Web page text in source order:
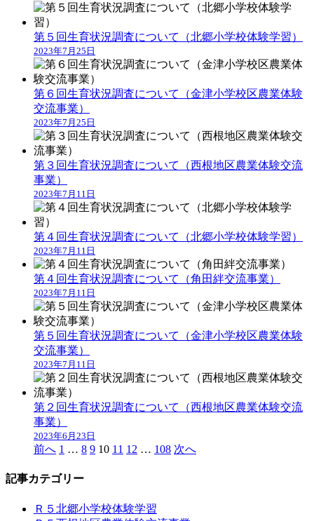
第５回生育状況調査について（北郷小学校体験学習）
2023年7月25日
第６回生育状況調査について（金津小学校区農業体験
交流事業）
2023年7月25日
第３回生育状況調査について（西根地区農業体験交流
事業）
2023年7月11日
第４回生育状況調査について（北郷小学校体験学習）
2023年7月11日
第４回生育状況調査について（角田絆交流事業）
2023年7月11日
第５回生育状況調査について（金津小学校区農業体験
交流事業）
2023年7月11日
第２回生育状況調査について（西根地区農業体験交流
事業）
2023年6月23日
前へ 1 … 8 9 10 11 12 … 108 次へ
記事カテゴリー
Ｒ５北郷小学校体験学習